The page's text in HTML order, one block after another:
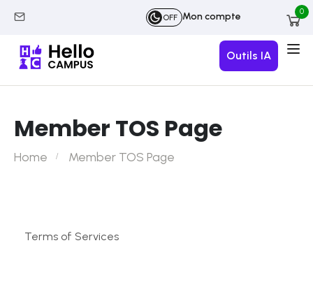
OFF Mon compte 0
Outils IA
Member TOS Page
Home Member TOS Page
Terms of Services